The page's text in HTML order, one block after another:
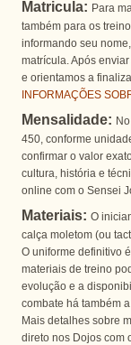
Matricula: Para
também para os
informando seu
matrícula. Após
e orientamos a
INFORMAÇÕES
Mensalidade:
450, conforme
confirmar o valor
cultura, história e
online com o Sensei
Materiais: O
calça moletom (ou
O uniforme definitivo
materiais de treino
evolução e a
combate há também
Mais detalhes sobre
direto nos Dojos com